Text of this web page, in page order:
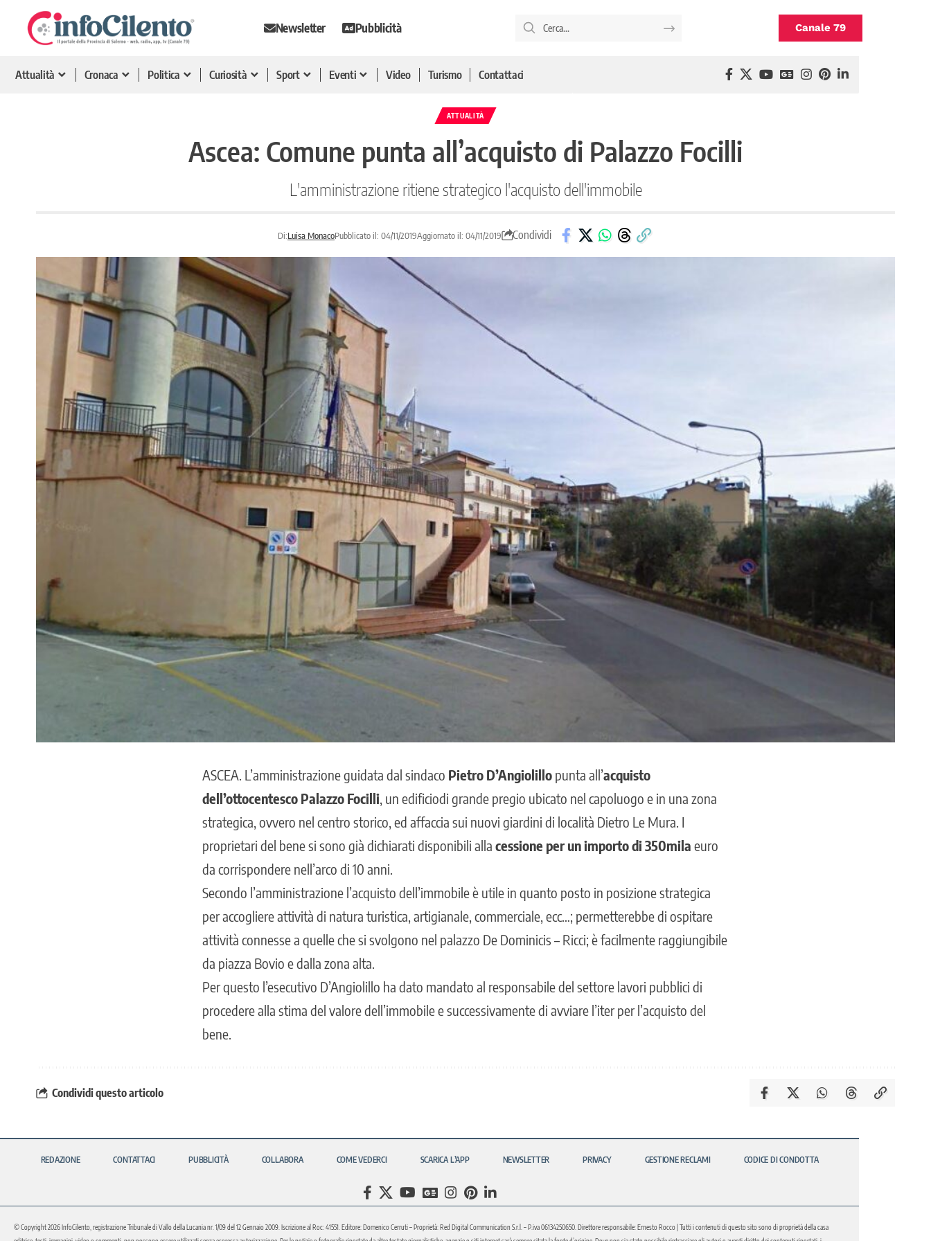
Newsletter Pubblicità Canale 79
Attualità Cronaca Politica Curiosità Sport Eventi Video Turismo Contattaci
ATTUALITÀ
Ascea: Comune punta all’acquisto di Palazzo Focilli
L'amministrazione ritiene strategico l'acquisto dell'immobile
Di:Luisa MonacoPubblicato il: 04/11/2019Aggiornato il: 04/11/2019 Condividi
ASCEA. L’amministrazione guidata dal sindaco Pietro D’Angiolillo punta all’acquisto
dell’ottocentesco Palazzo Focilli, un edificiodi grande pregio ubicato nel capoluogo e in una zona
strategica, ovvero nel centro storico, ed affaccia sui nuovi giardini di località Dietro Le Mura. I
proprietari del bene si sono già dichiarati disponibili alla cessione per un importo di 350mila euro
da corrispondere nell’arco di 10 anni.
Secondo l’amministrazione l’acquisto dell’immobile è utile in quanto posto in posizione strategica
per accogliere attività di natura turistica, artigianale, commerciale, ecc…; permetterebbe di ospitare
attività connesse a quelle che si svolgono nel palazzo De Dominicis – Ricci; è facilmente raggiungibile
da piazza Bovio e dalla zona alta.
Per questo l’esecutivo D’Angiolillo ha dato mandato al responsabile del settore lavori pubblici di
procedere alla stima del valore dell’immobile e successivamente di avviare l’iter per l’acquisto del
bene.
Condividi questo articolo
REDAZIONE CONTATTACI PUBBLICITÀ COLLABORA COME VEDERCI SCARICA L’APP NEWSLETTER PRIVACY GESTIONE RECLAMI CODICE DI CONDOTTA
© Copyright 2026 InfoCilento, registrazione Tribunale di Vallo della Lucania nr. 1/09 del 12 Gennaio 2009. Iscrizione al Roc: 41551. Editore: Domenico Cerruti – Proprietà: Red Digital Communication S.r.l. – P.iva 06134250650. Direttore responsabile: Ernesto Rocco | Tutti i contenuti di questo sito sono di proprietà della casa